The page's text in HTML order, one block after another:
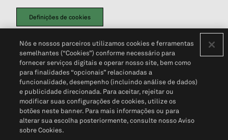
Definições de cookies
Política de PrivacidadePortal de privacidade do cliente (em inglês)
Não Venda Minhas Informações Pessoais© 2026 S&P Global
Nós e nossos parceiros utilizamos cookies e ferramentas
semelhantes (“Cookies”) conforme necessário para
fornecer serviços digitais e operar nosso site, bem como
para finalidades “opcionais” relacionadas a
funcionalidade, desempenho (incluindo análise de dados)
e publicidade direcionada. Para aceitar, rejeitar ou
modificar suas configurações de cookies, utilize os
botões neste banner. Para mais informações ou para
alterar sua escolha posteriormente, consulte nosso Aviso
sobre Cookies.